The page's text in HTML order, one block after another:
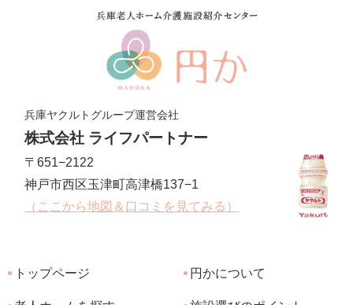
兵庫ヤクルトグループ運営会社
株式会社 ライフパートナー
〒651−2122
神戸市西区玉津町高津橋137−1
（ここから地図＆口コミを見てみる）
トップページ 円かについて